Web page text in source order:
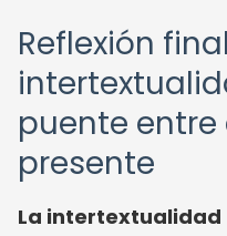
Reflexión
puente entre
presente
La intertextualidad